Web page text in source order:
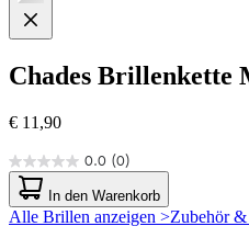
Chades Brillenkette
€ 11,90
0.0 (0)
0.0
von
5
Sternen.
In den Warenkorb
Alle Brillen anzeigen >Zubehör &